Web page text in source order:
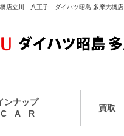
店立川 八王子 ダイハツ昭島 多摩大橋店
ンナップ
A R
買取